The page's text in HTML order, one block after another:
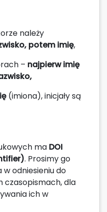
należy
potem imię,
– najpierw imię
(imiona), inicjały są
ma DOI
. Prosimy go
w odniesieniu do
czasopismach, dla
ich w